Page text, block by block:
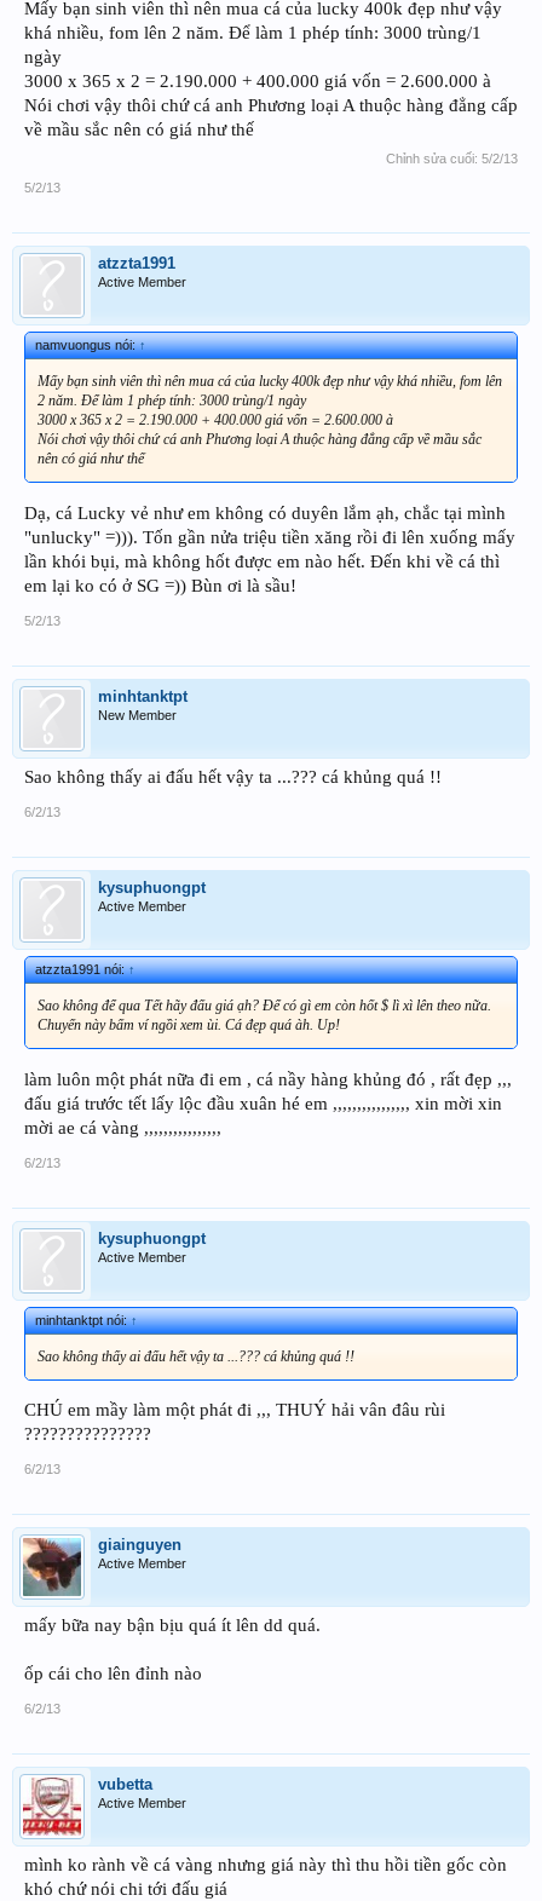
Mấy bạn sinh viên thì nên mua cá của lucky 400k đẹp như vậy
khá nhiều, fom lên 2 năm. Để làm 1 phép tính: 3000 trùng/1
ngày
3000 x 365 x 2 = 2.190.000 + 400.000 giá vốn = 2.600.000 à
Nói chơi vậy thôi chứ cá anh Phương loại A thuộc hàng đẳng cấp
về mầu sắc nên có giá như thế
Chỉnh sửa cuối: 5/2/13
5/2/13
atzzta1991
Active Member
namvuongus nói:↑
Mấy bạn sinh viên thì nên mua cá của lucky 400k đẹp như vậy khá nhiều, fom lên
2 năm. Để làm 1 phép tính: 3000 trùng/1 ngày
3000 x 365 x 2 = 2.190.000 + 400.000 giá vốn = 2.600.000 à
Nói chơi vậy thôi chứ cá anh Phương loại A thuộc hàng đẳng cấp về mầu sắc
nên có giá như thế
Dạ, cá Lucky vẻ như em không có duyên lắm ạh, chắc tại mình
"unlucky" =))). Tốn gần nửa triệu tiền xăng rồi đi lên xuống mấy
lần khói bụi, mà không hốt được em nào hết. Đến khi về cá thì
em lại ko có ở SG =)) Bùn ơi là sầu!
5/2/13
minhtanktpt
New Member
Sao không thấy ai đấu hết vậy ta ...??? cá khủng quá !!
6/2/13
kysuphuongpt
Active Member
atzzta1991 nói:↑
Sao không để qua Tết hãy đấu giá ạh? Để có gì em còn hốt $ lì xì lên theo nữa.
Chuyến này bấm ví ngồi xem ùi. Cá đẹp quá àh. Up!
làm luôn một phát nữa đi em , cá nầy hàng khủng đó , rất đẹp ,,,
đấu giá trước tết lấy lộc đầu xuân hé em ,,,,,,,,,,,,,,,, xin mời xin
mời ae cá vàng ,,,,,,,,,,,,,,,,
6/2/13
kysuphuongpt
Active Member
minhtanktpt nói:↑
Sao không thấy ai đấu hết vậy ta ...??? cá khủng quá !!
CHÚ em mầy làm một phát đi ,,, THUÝ hải vân đâu rùi
???????????????
6/2/13
giainguyen
Active Member
mấy bữa nay bận bịu quá ít lên dd quá.
ốp cái cho lên đỉnh nào
6/2/13
vubetta
Active Member
mình ko rành về cá vàng nhưng giá này thì thu hồi tiền gốc còn
khó chứ nói chi tới đấu giá